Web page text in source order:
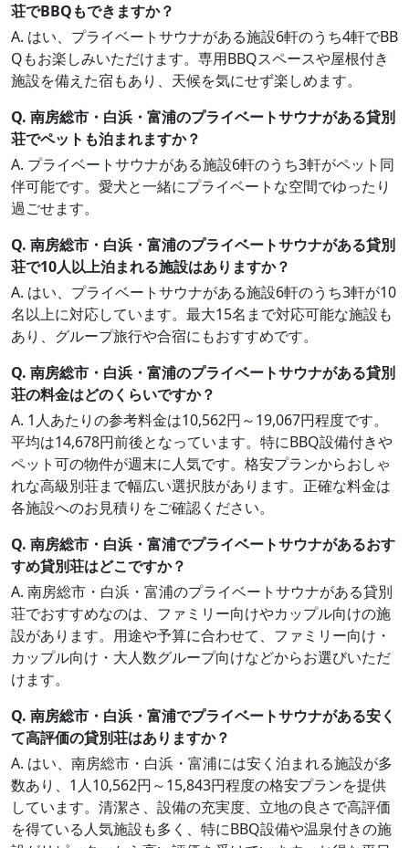
荘でBBQもできますか？
A. はい、プライベートサウナがある施設6軒のうち4軒でBB
Qもお楽しみいただけます。専用BBQスペースや屋根付き
施設を備えた宿もあり、天候を気にせず楽しめます。
Q. 南房総市・白浜・富浦のプライベートサウナがある貸別
荘でペットも泊まれますか？
A. プライベートサウナがある施設6軒のうち3軒がペット同
伴可能です。愛犬と一緒にプライベートな空間でゆったり
過ごせます。
Q. 南房総市・白浜・富浦のプライベートサウナがある貸別
荘で10人以上泊まれる施設はありますか？
A. はい、プライベートサウナがある施設6軒のうち3軒が10
名以上に対応しています。最大15名まで対応可能な施設も
あり、グループ旅行や合宿にもおすすめです。
Q. 南房総市・白浜・富浦のプライベートサウナがある貸別
荘の料金はどのくらいですか？
A. 1人あたりの参考料金は10,562円～19,067円程度です。
平均は14,678円前後となっています。特にBBQ設備付きや
ペット可の物件が週末に人気です。格安プランからおしゃ
れな高級別荘まで幅広い選択肢があります。正確な料金は
各施設へのお見積りをご確認ください。
Q. 南房総市・白浜・富浦でプライベートサウナがあるおす
すめ貸別荘はどこですか？
A. 南房総市・白浜・富浦のプライベートサウナがある貸別
荘でおすすめなのは、ファミリー向けやカップル向けの施
設があります。用途や予算に合わせて、ファミリー向け・
カップル向け・大人数グループ向けなどからお選びいただ
けます。
Q. 南房総市・白浜・富浦でプライベートサウナがある安く
て高評価の貸別荘はありますか？
A. はい、南房総市・白浜・富浦には安く泊まれる施設が多
数あり、1人10,562円～15,843円程度の格安プランを提供
しています。清潔さ、設備の充実度、立地の良さで高評価
を得ている人気施設も多く、特にBBQ設備や温泉付きの施